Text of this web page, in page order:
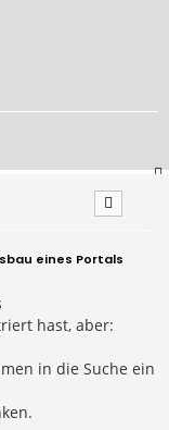
eines Portals
hast, aber:
in die Suche ein